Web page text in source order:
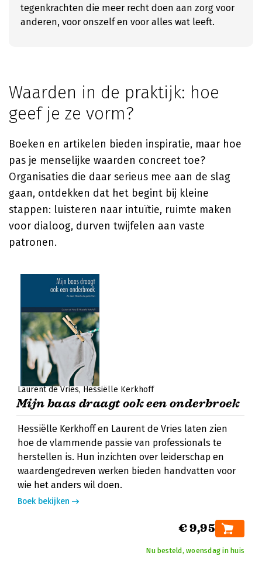
tegenkrachten die meer recht doen aan zorg voor
anderen, voor onszelf en voor alles wat leeft.
Waarden in de praktijk: hoe
geef je ze vorm?
Boeken en artikelen bieden inspiratie, maar hoe
pas je menselijke waarden concreet toe?
Organisaties die daar serieus mee aan de slag
gaan, ontdekken dat het begint bij kleine
stappen: luisteren naar intuïtie, ruimte maken
voor dialoog, durven twijfelen aan vaste
patronen.
Laurent de Vries Hessiëlle Kerkhoff
Mijn baas draagt ook een onderbroek
Hessiëlle Kerkhoff en Laurent de Vries laten zien
hoe de vlammende passie van professionals te
herstellen is. Hun inzichten over leiderschap en
waardengedreven werken bieden handvatten voor
wie het anders wil doen.
Boek bekijken
€ 9,95
Nu besteld, woensdag in huis